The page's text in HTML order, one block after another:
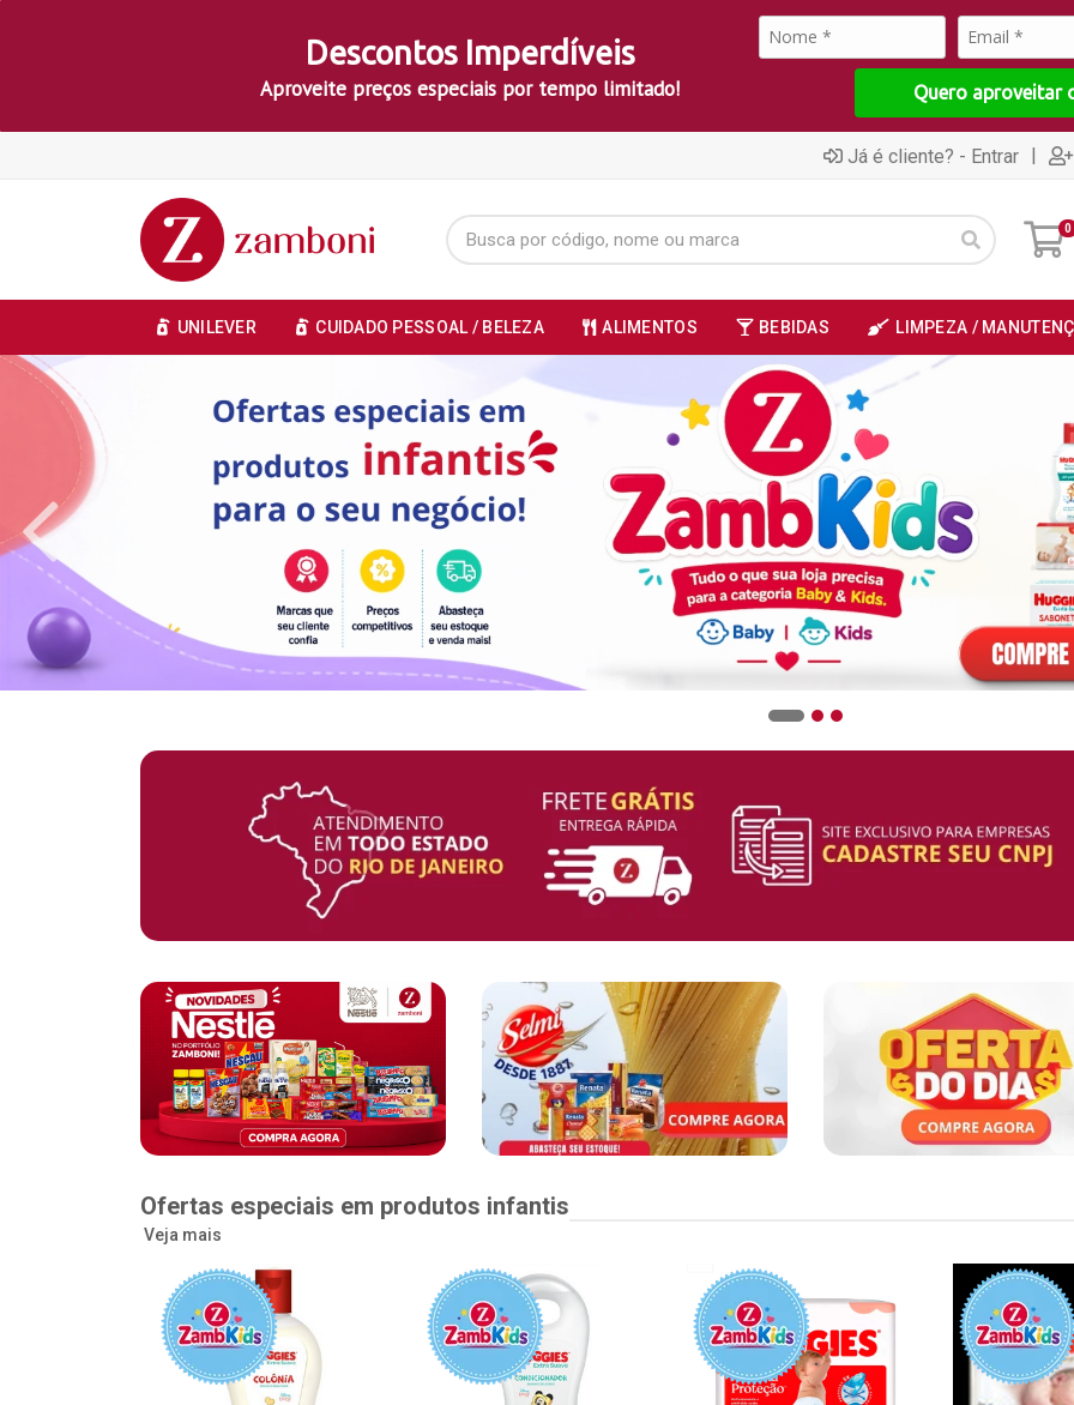
Descontos Imperdíveis
Aproveite preços especiais por tempo limitado! Quero aproveitar
Já é cliente? - Entrar |
0
UNILEVER CUIDADO PESSOAL / BELEZA ALIMENTOS BEBIDAS LIMPEZA /
Ofertas especiais em produtos infantis
Veja mais